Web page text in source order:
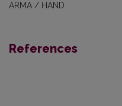
ARMA / HAND.
References